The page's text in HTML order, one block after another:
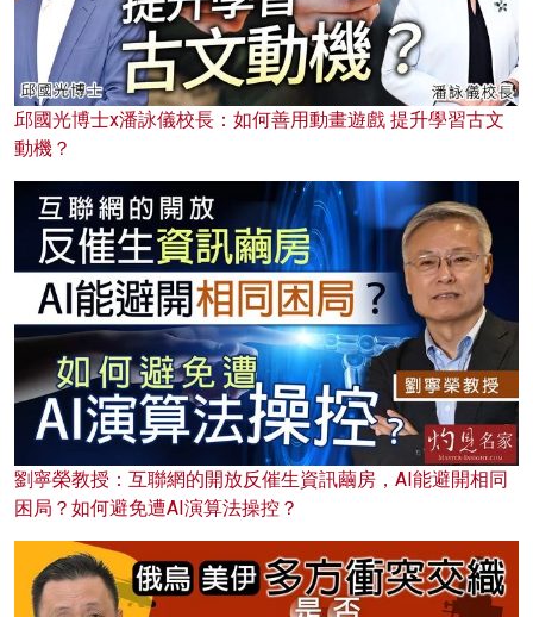
邱國光博士x潘詠儀校長：如何善用動畫遊戲 提升學習古文
動機？
劉寧榮教授：互聯網的開放反催生資訊繭房，AI能避開相同
困局？如何避免遭AI演算法操控？